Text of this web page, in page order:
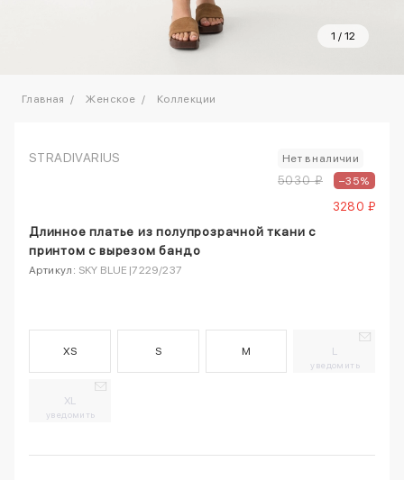
1 / 12
Главная Женское Коллекции
STRADIVARIUS Нет в наличии
5030 ₽ –35%
3280 ₽
Длинное платье из полупрозрачной ткани с
принтом с вырезом бандо
Артикул: SKY BLUE|7229/237
XS S M L
уведомить
XL
уведомить